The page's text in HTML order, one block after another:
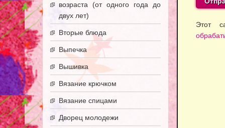
Этот
возраста (от одного года до
двух лет)
Вторые блюда
Выпечка
Вышивка
Вязание крючком
Вязание спицами
Дворец молодежи